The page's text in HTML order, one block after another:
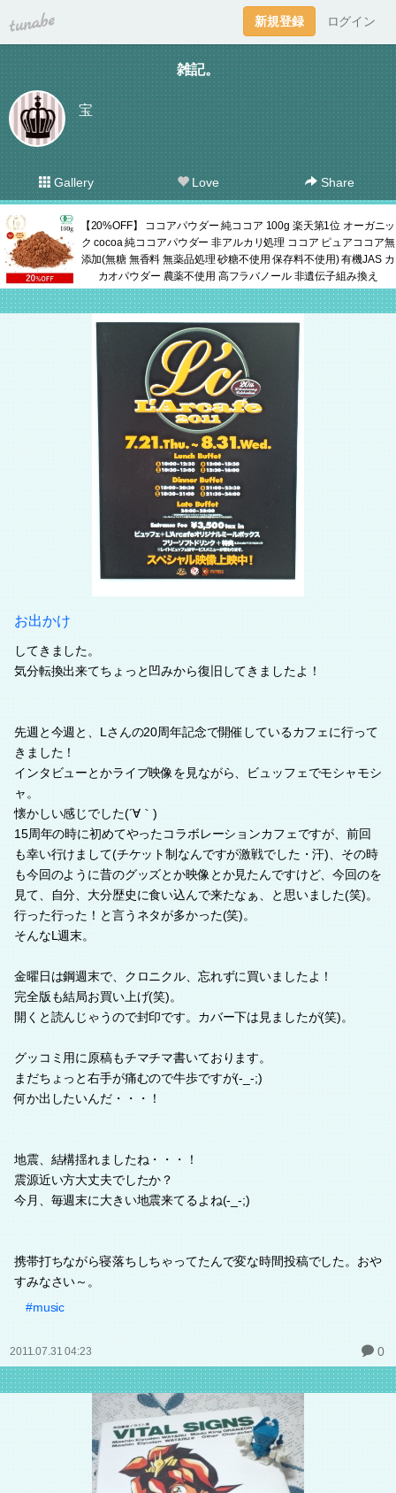
tuna.be 新規登録 ログイン
雑記。
宝
Gallery Love Share
【20%OFF】 ココアパウダー 純ココア 100g 楽天第1位 オーガニッ
ク cocoa 純ココアパウダー 非アルカリ処理 ココア ピュアココア無
添加(無糖 無香料 無薬品処理 砂糖不使用 保存料不使用) 有機JAS カ
カオパウダー 農薬不使用 高フラバノール 非遺伝子組み換え
お出かけ
してきました。
気分転換出来てちょっと凹みから復旧してきましたよ！
先週と今週と、Lさんの20周年記念で開催しているカフェに行って
きました！
インタビューとかライブ映像を見ながら、ビュッフェでモシャモシ
ャ。
懐かしい感じでした(´∀｀)
15周年の時に初めてやったコラボレーションカフェですが、前回
も幸い行けまして(チケット制なんですが激戦でした・汗)、その時
も今回のように昔のグッズとか映像とか見たんですけど、今回のを
見て、自分、大分歴史に食い込んで来たなぁ、と思いました(笑)。
行った行った！と言うネタが多かった(笑)。
そんなL週末。
金曜日は鋼週末で、クロニクル、忘れずに買いましたよ！
完全版も結局お買い上げ(笑)。
開くと読んじゃうので封印です。カバー下は見ましたが(笑)。
グッコミ用に原稿もチマチマ書いております。
まだちょっと右手が痛むので牛歩ですが(-_-;)
何か出したいんだ・・・！
地震、結構揺れましたね・・・！
震源近い方大丈夫でしたか？
今月、毎週末に大きい地震来てるよね(-_-;)
携帯打ちながら寝落ちしちゃってたんで変な時間投稿でした。おや
すみなさい～。
#music
2011.07.31 04:23 0